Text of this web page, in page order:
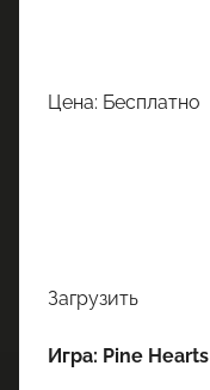
Цена: Бесплатно
Загрузить
Игра: Pine Hearts